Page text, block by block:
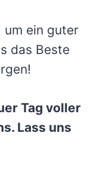
um ein guter
das Beste
Tag voller
Lass uns